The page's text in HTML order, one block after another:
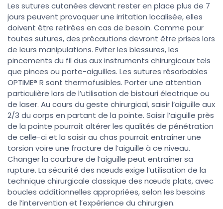
Les sutures cutanées devant rester en place plus de 7
jours peuvent provoquer une irritation localisée, elles
doivent être retirées en cas de besoin. Comme pour
toutes sutures, des précautions devront être prises lors
de leurs manipulations. Eviter les blessures, les
pincements du fil dus aux instruments chirurgicaux tels
que pinces ou porte-aiguilles. Les sutures résorbables
OPTIME® R sont thermofusibles. Porter une attention
particulière lors de l’utilisation de bistouri électrique ou
de laser. Au cours du geste chirurgical, saisir l’aiguille aux
2/3 du corps en partant de la pointe. Saisir l’aiguille près
de la pointe pourrait altérer les qualités de pénétration
de celle-ci et la saisir au chas pourrait entraîner une
torsion voire une fracture de l’aiguille à ce niveau.
Changer la courbure de l’aiguille peut entraîner sa
rupture. La sécurité des nœuds exige l’utilisation de la
technique chirurgicale classique des nœuds plats, avec
boucles additionnelles appropriées, selon les besoins
de l’intervention et l’expérience du chirurgien.